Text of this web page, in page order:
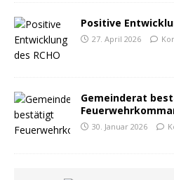
Positive
27. April 2026
Gemeinderat
30. Januar 2026